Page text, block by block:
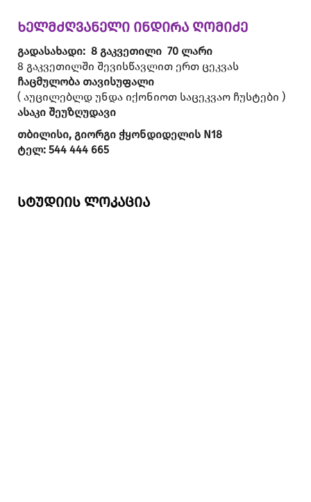
ხელმძღვანელი ინდირა ღომიძე
გადასახადი: 8 გაკვეთილი 70 ლარი
8 გაკვეთილში შევისწავლით ერთ ცეკვას
ჩაცმულობა თავისუფალი
( აუცილებლდ უნდა იქონიოთ საცეკვაო ჩუსტები )
ასაკი შეუზღუდავი
თბილისი, გიორგი ჭყონდიდელის N18
ტელ: 544 444 665
სტუდიის ლოკაცია